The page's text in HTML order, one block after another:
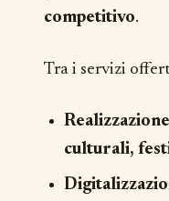
competitivo.
Tra i servizi
culturali,